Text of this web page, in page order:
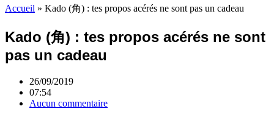
Accueil » Kado (角) : tes propos acérés ne sont pas un cadeau
Kado (角) : tes propos acérés ne sont
pas un cadeau
26/09/2019
07:54
Aucun commentaire